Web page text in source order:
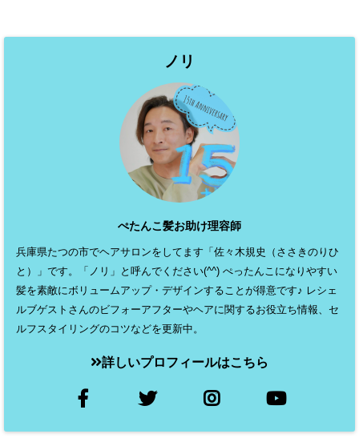
ノリ
ぺたんこ髪お助け理容師
兵庫県たつの市でヘアサロンをしてます「佐々木規史（ささきのりひ
と）」です。「ノリ」と呼んでください(^^) ぺったんこになりやすい
髪を素敵にボリュームアップ・デザインすることが得意です♪ レシェ
ルブゲストさんのビフォーアフターやヘアに関するお役立ち情報、セ
ルフスタイリングのコツなどを更新中。
詳しいプロフィールはこちら